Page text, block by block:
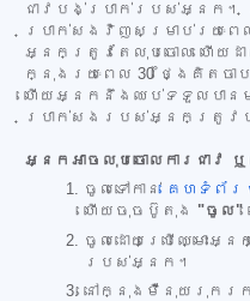
ជាវបង់ប្រាក់របស់អ្នក។
ប្រាក់សងវិញសម្រាប់រយៈ
អ្នកត្រូវតែលុបចោល ហើយដ
ក្នុងរយៈពេល 30 ថ្ងៃគិ
ហើយអ្នកនឹងឈប់ទទួលបានមុខ
ប្រាក់សងរបស់អ្នកត្រូវបា
អ្នកអាចលុបចោលការជាវ
ចូលទៅកាន់ គេហទំព័រ
ហើយចុចប៊ូតុង "ចូល"
ចូលដោយប្រើឈ្មោះអ្
របស់អ្នក។
នៅក្នុងម៉ឺនុយរុករក